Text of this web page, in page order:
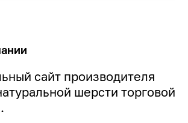
сайт производителя
шерсти торговой